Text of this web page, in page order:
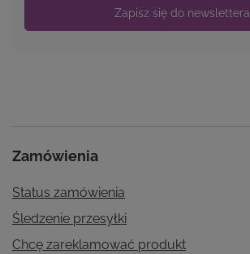
Zapisz się do newslettera
Zamówienia
Status zamówienia
Śledzenie przesyłki
Chcę zareklamować produkt